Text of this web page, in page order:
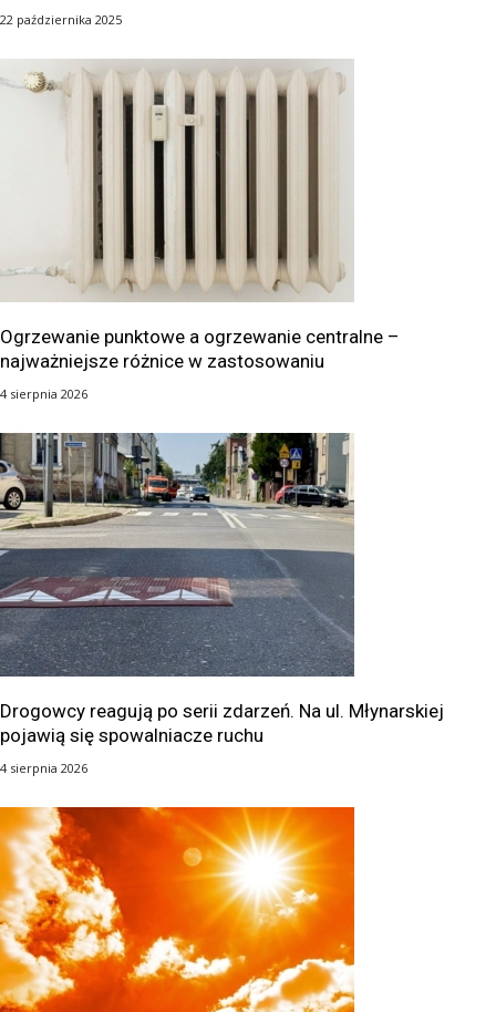
22 października 2025
Ogrzewanie punktowe a ogrzewanie centralne –
najważniejsze różnice w zastosowaniu
4 sierpnia 2026
Drogowcy reagują po serii zdarzeń. Na ul. Młynarskiej
pojawią się spowalniacze ruchu
4 sierpnia 2026